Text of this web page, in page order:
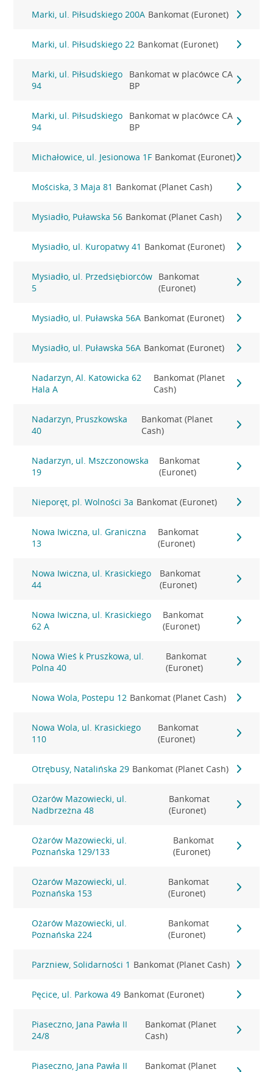
Marki, ul. Piłsudskiego 200A Bankomat (Euronet)
Marki, ul. Piłsudskiego 22 Bankomat (Euronet)
Marki, ul. Piłsudskiego
94
Bankomat w placówce CA
BP
Marki, ul. Piłsudskiego
94
Bankomat w placówce CA
BP
Michałowice, ul. Jesionowa 1F Bankomat (Euronet)
Mościska, 3 Maja 81 Bankomat (Planet Cash)
Mysiadło, Puławska 56 Bankomat (Planet Cash)
Mysiadło, ul. Kuropatwy 41 Bankomat (Euronet)
Mysiadło, ul. Przedsiębiorców
5
Bankomat
(Euronet)
Mysiadło, ul. Puławska 56A Bankomat (Euronet)
Mysiadło, ul. Puławska 56A Bankomat (Euronet)
Nadarzyn, Al. Katowicka 62
Hala A
Bankomat (Planet
Cash)
Nadarzyn, Pruszkowska
40
Bankomat (Planet
Cash)
Nadarzyn, ul. Mszczonowska
19
Bankomat
(Euronet)
Nieporęt, pl. Wolności 3a Bankomat (Euronet)
Nowa Iwiczna, ul. Graniczna
13
Bankomat
(Euronet)
Nowa Iwiczna, ul. Krasickiego
44
Bankomat
(Euronet)
Nowa Iwiczna, ul. Krasickiego
62 A
Bankomat
(Euronet)
Nowa Wieś k Pruszkowa, ul.
Polna 40
Bankomat
(Euronet)
Nowa Wola, Postepu 12 Bankomat (Planet Cash)
Nowa Wola, ul. Krasickiego
110
Bankomat
(Euronet)
Otrębusy, Natalińska 29 Bankomat (Planet Cash)
Ożarów Mazowiecki, ul.
Nadbrzeżna 48
Bankomat
(Euronet)
Ożarów Mazowiecki, ul.
Poznańska 129/133
Bankomat
(Euronet)
Ożarów Mazowiecki, ul.
Poznańska 153
Bankomat
(Euronet)
Ożarów Mazowiecki, ul.
Poznańska 224
Bankomat
(Euronet)
Parzniew, Solidarności 1 Bankomat (Planet Cash)
Pęcice, ul. Parkowa 49 Bankomat (Euronet)
Piaseczno, Jana Pawła II
24/8
Bankomat (Planet
Cash)
Piaseczno, Jana Pawła II
Bankomat (Planet